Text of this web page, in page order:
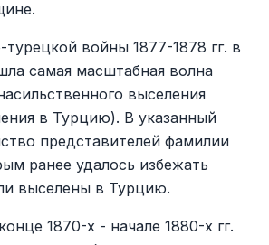
войны 1877-1878 гг. в
самая масштабная волна
выселения
в Турцию). В указанный
представителей фамилии
ранее удалось избежать
выселены в Турцию.
1870-х - начале 1880-х гг.